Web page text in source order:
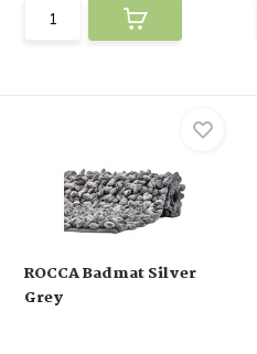
ROCCA Badmat Silver
Grey